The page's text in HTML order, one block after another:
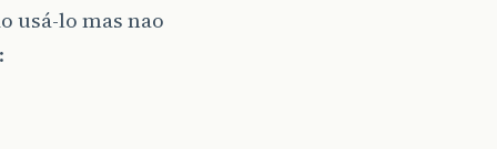
usá-lo mas nao